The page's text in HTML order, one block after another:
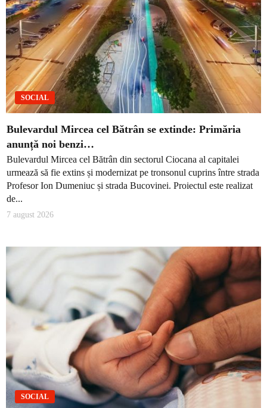
SOCIAL
Bulevardul Mircea cel Bătrân se extinde: Primăria
anunță noi benzi…
Bulevardul Mircea cel Bătrân din sectorul Ciocana al capitalei
urmează să fie extins și modernizat pe tronsonul cuprins între strada
Profesor Ion Dumeniuc și strada Bucovinei. Proiectul este realizat
de...
7 august 2026
SOCIAL